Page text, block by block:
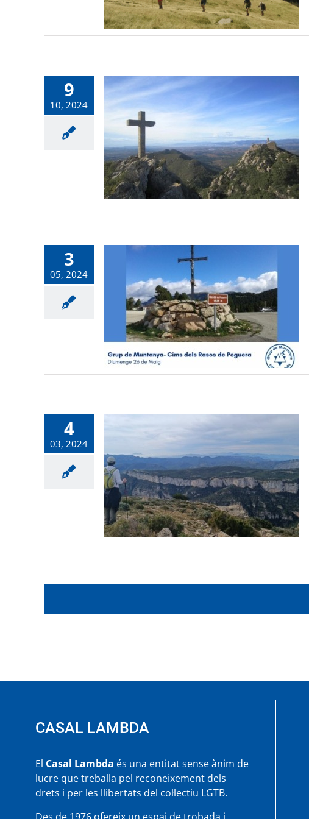
9
10, 2024
3
05, 2024
4
03, 2024
CASAL LAMBDA
El Casal Lambda és una entitat sense ànim de
lucre que treballa pel reconeixement dels
drets i per les llibertats del col·lectiu LGTB.